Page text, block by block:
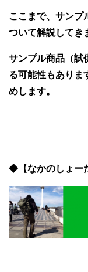
ここまで、サンプ
ついて解説してき
サンプル商品（試
る可能性もありま
めします。
◆【なかのしょー